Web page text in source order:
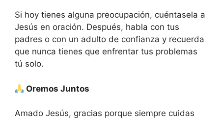
Si hoy tienes alguna preocupación, cuéntasela a
Jesús en oración. Después, habla con tus
padres o con un adulto de confianza y recuerda
que nunca tienes que enfrentar tus problemas
tú solo.
Oremos Juntos
Amado Jesús, gracias porque siempre cuidas